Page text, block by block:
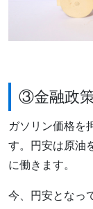
③金融政
ガソリン価格を
す。円安は原油
に働きます。
今、円安となっ